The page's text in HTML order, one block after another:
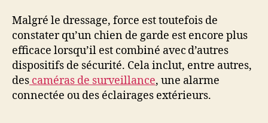
Malgré le dressage, force est toutefois de
constater qu’un chien de garde est encore plus
efficace lorsqu’il est combiné avec d’autres
dispositifs de sécurité. Cela inclut, entre autres,
des caméras de surveillance, une alarme
connectée ou des éclairages extérieurs.